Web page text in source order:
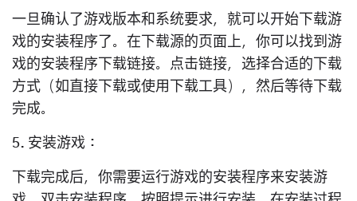
一旦确认了游戏版本和系统要求，就可以开始下载游
戏的安装程序了。在下载源的页面上，你可以找到游
戏的安装程序下载链接。点击链接，选择合适的下载
方式（如直接下载或使用下载工具），然后等待下载
完成。
5. 安装游戏：
下载完成后，你需要运行游戏的安装程序来安装游